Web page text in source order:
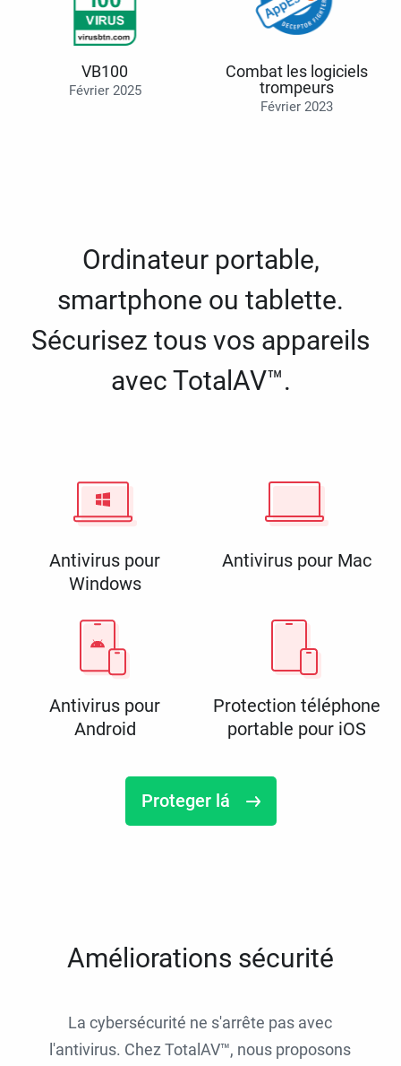
VB100
Février 2025
Combat les logiciels
trompeurs
Février 2023
Ordinateur portable,
smartphone ou tablette.
Sécurisez tous vos appareils
avec TotalAV™.
Antivirus pour
Windows
Antivirus pour Mac
Antivirus pour
Android
Protection téléphone
portable pour iOS
Proteger lá
Améliorations sécurité
La cybersécurité ne s'arrête pas avec
l'antivirus. Chez TotalAV™, nous proposons